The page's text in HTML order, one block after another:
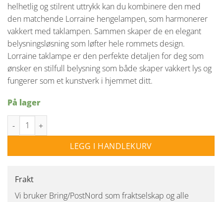
helhetlig og stilrent uttrykk kan du kombinere den med
den matchende Lorraine hengelampen, som harmonerer
vakkert med taklampen. Sammen skaper de en elegant
belysningsløsning som løfter hele rommets design.
Lorraine taklampe er den perfekte detaljen for deg som
ønsker en stilfull belysning som både skaper vakkert lys og
fungerer som et kunstverk i hjemmet ditt.
På lager
Lorraine taklampe ø51,5cm E14 - Messing/Klar antall
LEGG I HANDLEKURV
Frakt
Vi bruker Bring/PostNord som fraktselskap og alle